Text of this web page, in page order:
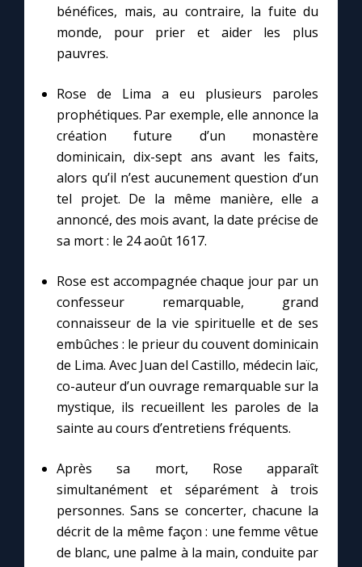
bénéfices, mais, au contraire, la fuite du
monde, pour prier et aider les plus
pauvres.
Rose de Lima a eu plusieurs paroles
prophétiques. Par exemple, elle annonce la
création future d’un monastère
dominicain, dix-sept ans avant les faits,
alors qu’il n’est aucunement question d’un
tel projet. De la même manière, elle a
annoncé, des mois avant, la date précise de
sa mort : le 24 août 1617.
Rose est accompagnée chaque jour par un
confesseur remarquable, grand
connaisseur de la vie spirituelle et de ses
embûches : le prieur du couvent dominicain
de Lima. Avec Juan del Castillo, médecin laïc,
co-auteur d’un ouvrage remarquable sur la
mystique, ils recueillent les paroles de la
sainte au cours d’entretiens fréquents.
Après sa mort, Rose apparaît
simultanément et séparément à trois
personnes. Sans se concerter, chacune la
décrit de la même façon : une femme vêtue
de blanc, une palme à la main, conduite par